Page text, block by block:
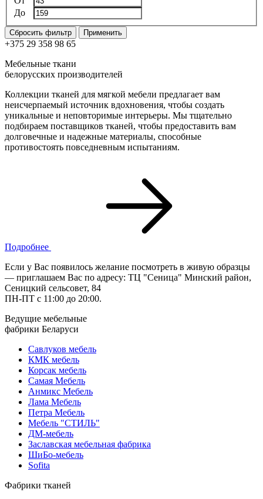
До
Сбросить фильтр Применить
+375 29 358 98 65
Мебельные ткани
белорусских производителей
Коллекции тканей для мягкой мебели предлагает вам
неисчерпаемый источник вдохновения, чтобы создать
уникальные и неповторимые интерьеры. Мы тщательно
подбираем поставщиков тканей, чтобы предоставить вам
долговечные и надежные материалы, способные
противостоять повседневным испытаниям.
Подробнее
Если у Вас появилось желание посмотреть в живую образцы
— приглашаем Вас по адресу: ТЦ "Сеница" Минский район,
Сеницкий сельсовет, 84
ПН-ПТ с 11:00 до 20:00.
Ведущие мебельные
фабрики Беларуси
Савлуков мебель
КМК мебель
Корсак мебель
Самая Мебель
Анмикс Мебель
Лама Мебель
Петра Мебель
Мебель "СТИЛЬ"
ДМ-мебель
Заславская мебельная фабрика
ШиБо-мебель
Sofita
Фабрики тканей